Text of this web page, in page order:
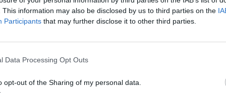
This information may also be disclosed by us to third parties on the
Participants that may further disclose it to other third parties.
Data Processing Opt Outs
opt-out of the Sharing of my personal data.
σε κατοικίες, μέσα στον αστικό ιστό της περιοχής.
«και στο Πακιστάν πόλεμο έχουν»;
και ενώ οι φωνές συνεχίζονταν, κάποιοι πιάστηκαν στα χέρια